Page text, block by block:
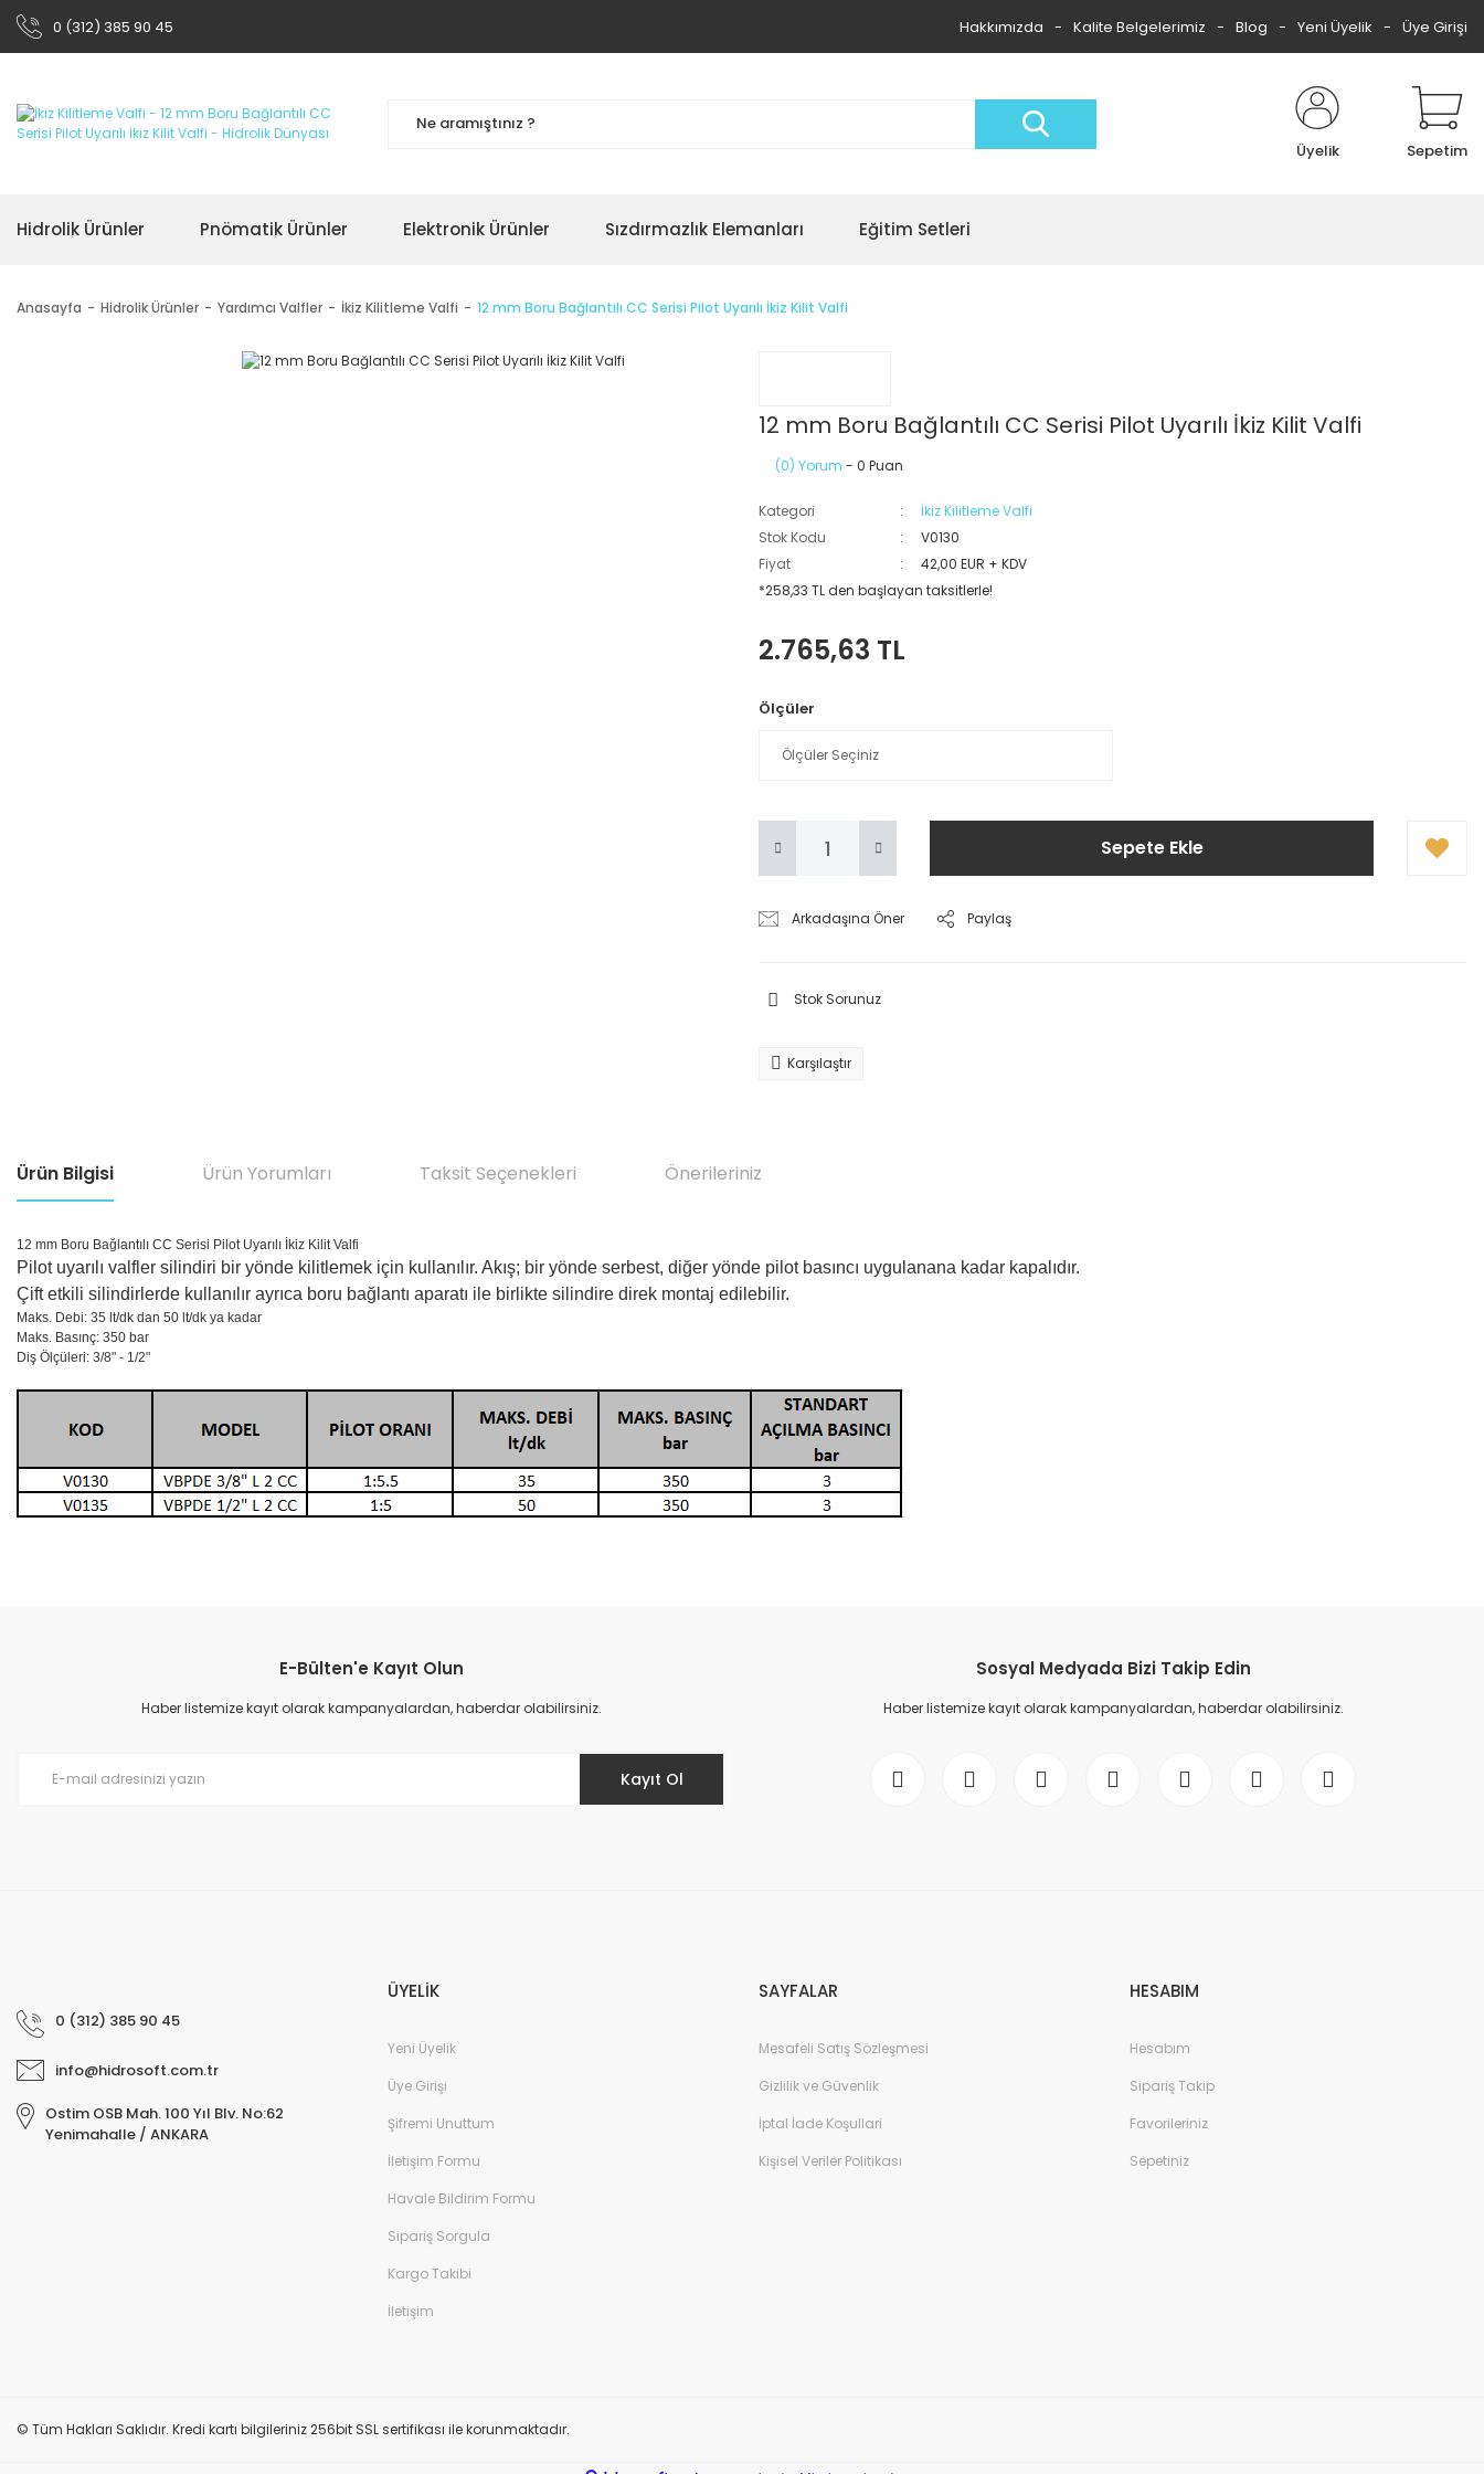
0 (312) 385 90 45 Hakkımızda Kalite Belgelerimiz Blog Yeni Üyelik Üye Girişi
Üyelik Sepetim
Hidrolik Ürünler Pnömatik Ürünler Elektronik Ürünler Sızdırmazlık Elemanları Eğitim Setleri
Anasayfa Hidrolik Ürünler Yardımcı Valfler İkiz Kilitleme Valfi 12 mm Boru Bağlantılı CC Serisi Pilot Uyarılı İkiz Kilit Valfi
12 mm Boru Bağlantılı CC Serisi Pilot Uyarılı İkiz Kilit Valfi
(0) Yorum - 0 Puan
Kategori
İkiz Kilitleme Valfi
Stok Kodu
V0130
Fiyat
42,00 EUR + KDV
*258,33 TL den başlayan taksitlerle!
2.765,63 TL
Ölçüler
Sepete Ekle
Arkadaşına Öner Paylaş
Stok Sorunuz
Karşılaştır
Ürün Bilgisi Ürün Yorumları Taksit Seçenekleri Önerileriniz
12 mm Boru Bağlantılı CC Serisi Pilot Uyarılı İkiz Kilit Valfi
Pilot uyarılı valfler silindiri bir yönde kilitlemek için kullanılır. Akış; bir yönde serbest, diğer yönde pilot basıncı uygulanana kadar kapalıdır.
Çift etkili silindirlerde kullanılır ayrıca boru bağlantı aparatı ile birlikte silindire direk montaj edilebilir.
Maks. Debi: 35 lt/dk dan 50 lt/dk ya kadar
Maks. Basınç: 350 bar
Diş Ölçüleri: 3/8" - 1/2"
Ürün resmi kalitesiz, bozuk veya görüntülenemiyor.
Ürün açıklamasında eksik bilgiler bulunuyor.
E-Bülten'e Kayıt Olun
Haber listemize kayıt olarak kampanyalardan, haberdar olabilirsiniz.
Kayıt Ol
Sosyal Medyada Bizi Takip Edin
Haber listemize kayıt olarak kampanyalardan, haberdar olabilirsiniz.
0 (312) 385 90 45
info@hidrosoft.com.tr
Ostim OSB Mah. 100 Yıl Blv. No:62
Yenimahalle / ANKARA
ÜYELİK
Yeni Üyelik
Üye Girişi
Şifremi Unuttum
İletişim Formu
Havale Bildirim Formu
Sipariş Sorgula
Kargo Takibi
İletişim
SAYFALAR
Mesafeli Satış Sözleşmesi
Gizlilik ve Güvenlik
İptal İade Koşullari
Kişisel Veriler Politikası
HESABIM
Hesabım
Sipariş Takip
Favorileriniz
Sepetiniz
© Tüm Hakları Saklıdır. Kredi kartı bilgileriniz 256bit SSL sertifikası ile korunmaktadır.